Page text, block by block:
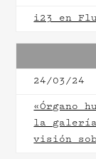
i23 en
24/03/24
«Órgano
la galería
visión